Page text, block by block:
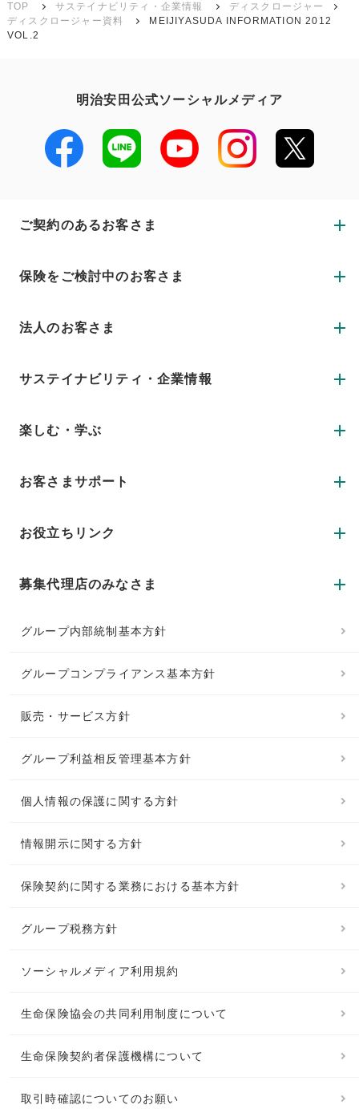
TOP サステイナビリティ・企業情報
ディスクロージャー
ディスクロージャー資料
MEIJIYASUDA INFORMATION 2012
VOL.2
明治安田公式ソーシャルメディア
ご契約のあるお客さま
保険をご検討中のお客さま
法人のお客さま
サステイナビリティ・企業情報
楽しむ・学ぶ
お客さまサポート
お役立ちリンク
募集代理店のみなさま
グループ内部統制基本方針
グループコンプライアンス基本方針
販売・サービス方針
グループ利益相反管理基本方針
個人情報の保護に関する方針
情報開示に関する方針
保険契約に関する業務における基本方針
グループ税務方針
ソーシャルメディア利用規約
生命保険協会の共同利用制度について
生命保険契約者保護機構について
取引時確認についてのお願い